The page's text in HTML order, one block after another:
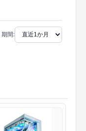
期間: